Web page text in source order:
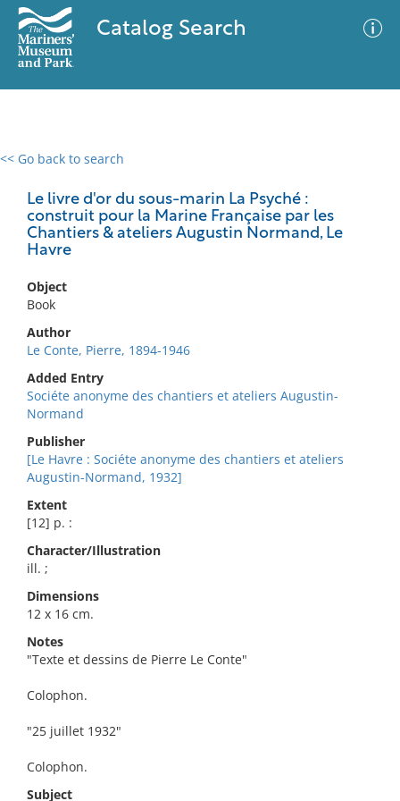
Catalog Search
<< Go back to search
Le livre d'or du sous-marin La Psyché :
construit pour la Marine Française par les
Chantiers & ateliers Augustin Normand, Le
Havre
Object
Book
Author
Le Conte, Pierre, 1894-1946
Added Entry
Sociéte anonyme des chantiers et ateliers Augustin-
Normand
Publisher
[Le Havre : Sociéte anonyme des chantiers et ateliers
Augustin-Normand, 1932]
Extent
[12] p. :
Character/Illustration
ill. ;
Dimensions
12 x 16 cm.
Notes
"Texte et dessins de Pierre Le Conte"
Colophon.
"25 juillet 1932"
Colophon.
Subject
0 results